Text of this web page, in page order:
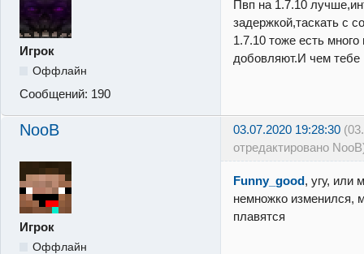
Игрок
Оффлайн
Сообщений: 190
Пвп на 1.7.10
задержкой,таскать с
1.7.10 тоже есть
добовляют.И чем тебе
NooB 03.07.2020 19:28:30
отредактировано
Игрок
Оффлайн
Funny_good, угу, или
немножко изменился,
плавятся